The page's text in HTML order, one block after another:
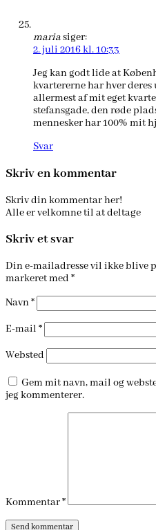
mariasiger:
2. juli 2016 kl. 10:33
Jeg kan godt lide at
kvartererne har hver
allermest af mit eget
stefansgade, den røde
mennesker har 100% mit
Svar
Skriv en kommentar
Skriv din kommentar her!
Alle er velkomne til at deltage
Skriv et svar
Din e-mailadresse vil ikke blive
markeret med *
Navn*
E-mail *
Websted
Gem mit navn, mail og
jeg kommenterer.
Kommentar*